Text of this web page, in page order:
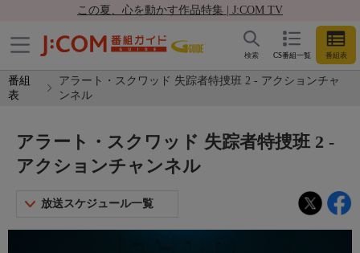
この夏、心を動かす作品特集 | J:COM TV
CS番組一覧 番組表
検索
番組
表
アラート・スクワッド 失踪者特捜班 2 - アクションチャ
ンネル
アラート・スクワッド 失踪者特捜班 2 -
アクションチャンネル
放送スケジュール一覧